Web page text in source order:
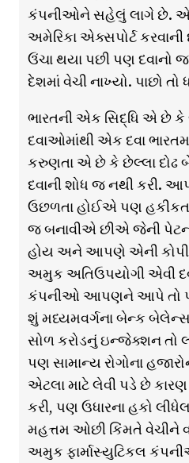
કંપનીઓને સહેલું લાગે છે.
અમેરિકા એક્સપોર્ટ
ઉંચા થયા પછી પણ દવાનો
દેશમાં વેચી નાખ્યો. પાછો તો
ભારતની એક સિદ્ધિ એ છે
દવાઓમાંથી એક દવા
કરુણતા એ છે કે છેલ્લા દોઢ બે
દવાની શોધ જ નથી કરી.
ઉછળતા હોઈએ પણ
જ બનાવીએ છીએ જેની
હોય અને આપણે એની કોપી
અમુક અતિઉપયોગી એવી
કંપનીઓ આપણને આપે તો
શું મધ્યમવર્ગના બેન્ક
સોળ કરોડનું ઇન્જેક્શન તો
પણ સામાન્ય રોગોના
એટલા માટે લેવી પડે છે
કરી, પણ ઉધારના હકો
મહત્તમ ઓછી કિંમતે વેચીને
અમુક ફાર્માસ્યુટિકલ